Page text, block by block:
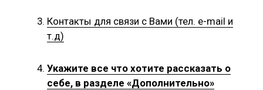
Контакты для связи с Вами (тел. e-mail и
т.д)
Укажите все что хотите рассказать о
себе, в разделе «Дополнительно»